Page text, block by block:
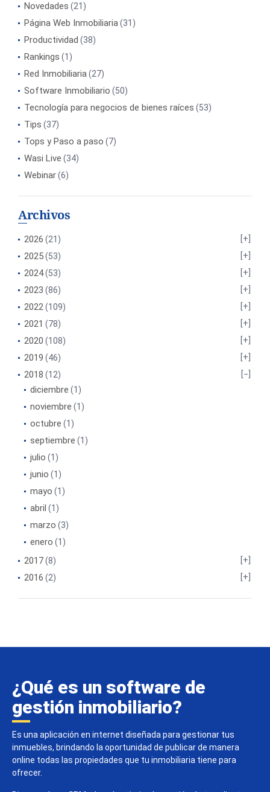
Novedades (21)
Página Web Inmobiliaria(31)
Productividad (38)
Rankings (1)
Red Inmobiliaria(27)
Software Inmobiliario (50)
Tecnología para negocios de bienes raíces (53)
Tips (37)
Tops y Paso a paso (7)
Wasi Live (34)
Webinar(6)
Archivos
2026 (21)
2025(53)
2024(53)
2023 (86)
2022(109)
2021 (78)
2020 (108)
2019 (46)
2018 (12)
diciembre (1)
noviembre (1)
octubre (1)
septiembre (1)
julio (1)
junio (1)
mayo (1)
abril (1)
marzo (3)
enero (1)
2017(8)
2016 (2)
¿Qué es un software de
gestión inmobiliario?
Es una aplicación en internet diseñada para gestionar tus
inmuebles, brindando la oportunidad de publicar de manera
online todas las propiedades que tu inmobiliaria tiene para
ofrecer.